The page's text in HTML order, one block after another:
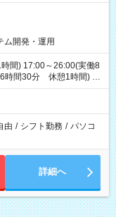
ム開発・運用
間) 17:00～26:00(実働8
時間30分 休憩1時間) ※
連続で行って頂きます
由 / シフト勤務 / パソコ
詳細へ